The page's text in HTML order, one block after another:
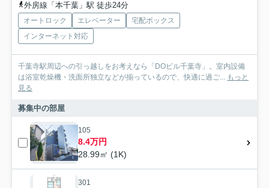
外房線「本千葉」駅 徒歩24分
オートロック エレベーター
宅配ボックス
インターネット対応
千葉寺駅周辺への引っ越しをお考えなら「DOビル千葉寺」。室内設備
は浴室乾燥機・洗面所独立などが揃っているので、快適に過ご... もっと
見る
募集中の部屋
105
8.4万円
28.99㎡ (1K)
301